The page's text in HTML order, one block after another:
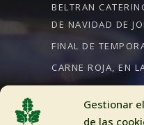
Gestionar
de las
BELTRAN
DE NAVIDAD DE
FINAL DE
CARNE ROJA, EN